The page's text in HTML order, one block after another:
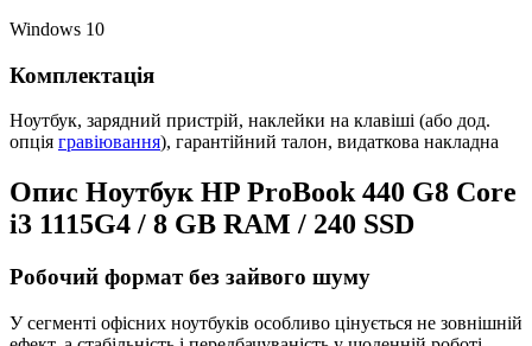
Windows 10
Комплектація
Ноутбук, зарядний пристрій, наклейки на клавіші (або дод.
опція гравіювання), гарантійний талон, видаткова накладна
Опис Ноутбук HP ProBook 440 G8 Core
i3 1115G4 / 8 GB RAM / 240 SSD
Робочий формат без зайвого шуму
У сегменті офісних ноутбуків особливо цінується не зовнішній